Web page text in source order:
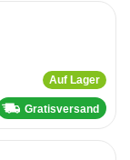
Auf Lager
Gratisversand